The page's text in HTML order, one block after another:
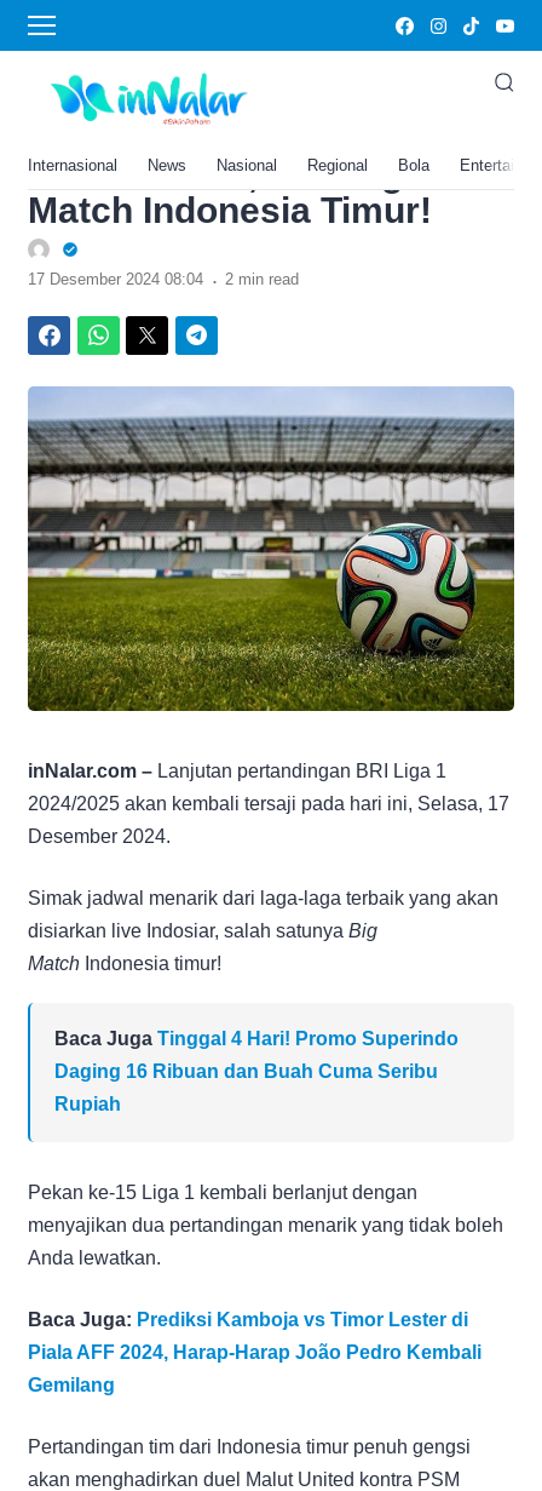
Internasional News Nasional Regional Bola
Home›
Jadwal Liga 1 Hari Ini
Selasa, 17 Desember 2024
Live Indosiar, Ada Big
Match Indonesia Timur!
17 Desember 2024 08:04 . 2 min read
inNalar.com – Lanjutan pertandingan BRI Liga 1
2024/2025 akan kembali tersaji pada hari ini, Selasa, 17
Desember 2024.
Simak jadwal menarik dari laga-laga terbaik yang akan
disiarkan live Indosiar, salah satunya Big
Match Indonesia timur!
Baca Juga Tinggal 4 Hari! Promo Superindo
Daging 16 Ribuan dan Buah Cuma Seribu
Rupiah
Pekan ke-15 Liga 1 kembali berlanjut dengan
menyajikan dua pertandingan menarik yang tidak boleh
Anda lewatkan.
Baca Juga: Prediksi Kamboja vs Timor Lester di
Piala AFF 2024, Harap-Harap João Pedro Kembali
Gemilang
Pertandingan tim dari Indonesia timur penuh gengsi
akan menghadirkan duel Malut United kontra PSM